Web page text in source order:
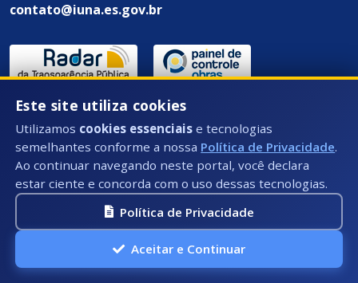
contato@iuna.es.gov.br
Endereço / Ouvidoria:
Rua Des. Epaminondas Amaral - 58 - Centro, Iúna - ES,
Este site utiliza cookies
Utilizamos cookies essenciais e tecnologias
semelhantes conforme a nossa Política de Privacidade.
Ao continuar navegando neste portal, você declara
estar ciente e concorda com o uso dessas tecnologias.
Política de Privacidade
Aceitar e Continuar